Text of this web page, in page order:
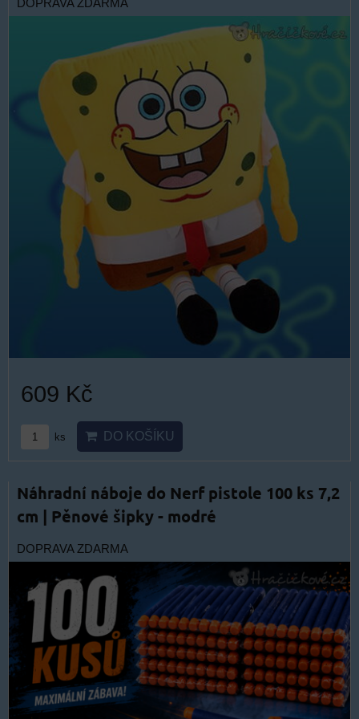
DOPRAVA ZDARMA
609 Kč
ks DO KOŠÍKU
Náhradní náboje do Nerf pistole 100 ks 7,2
cm | Pěnové šipky - modré
DOPRAVA ZDARMA